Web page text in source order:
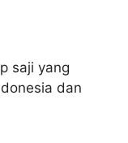
saji yang
dan